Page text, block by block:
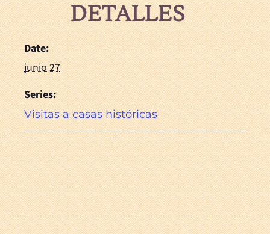
DETALLES
Date:
junio 27
Series:
Visitas a casas históricas